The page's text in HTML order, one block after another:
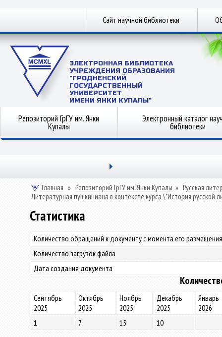
Сайт научной библиотеки
ЭЛЕКТРОННАЯ БИБЛИОТЕКА
УЧРЕЖДЕНИЯ ОБРАЗОВАНИЯ
"ГРОДНЕНСКИЙ
ГОСУДАРСТВЕННЫЙ
УНИВЕРСИТЕТ
ИМЕНИ ЯНКИ КУПАЛЫ"
Репозиторий ГрГУ им. Янки
Купалы
Электронный каталог
библиотеки
Главная » Репозиторий ГрГУ им. Янки Купалы » Русская
Литературная пушкиниана в контексте курса \"История русской
Статистика
Количество обращений к документу с момента его
Количество загрузок файла
Дата создания документа
Сентябрь
2025
Октябрь
2025
Ноябрь
2025
Декабрь
2025
Январь
2026
1
7 15 10